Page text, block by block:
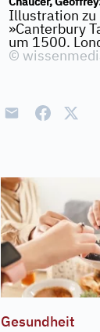
Illustration zu
»Canterbury
um 1500.
©
Gesundheit